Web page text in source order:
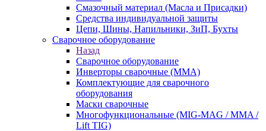
Смазочный материал (Масла и Присадки)
Средства индивидуальной защиты
Цепи, Шины, Напильники, ЗиП, Бухты
Сварочное оборудование
Назад
Сварочное оборудование
Инверторы сварочные (ММА)
Комплектующие для сварочного
оборудования
Маски сварочные
Многофункциональные (MIG-MAG / MMA /
Lift TIG)